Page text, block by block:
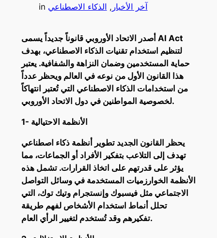
in آخر الأخبار , الذكاء الاصطناعي
أصدر الاتحاد الأوروبي قانوناً جديداً يسمى AI Act
لتنظيم استخدام تقنيات الذكاء الاصطناعي، بهدف
حماية المستخدمين وضمان النزاهة والشفافية. يعتبر
هذا القانون الأول من نوعه في العالم ويحظر عدداً
من استخدامات الذكاء الاصطناعي التي تُعتبر انتهاكاً
لخصوصية المواطنين في دول الاتحاد الأوروبي.
1- الأنظمة الاحتيالية
يحظر القانون الجديد تطوير أنظمة ذكاء اصطناعي
تهدف إلى التلاعب بتفكير الأفراد أو الجماعات، مما
يؤثر على قدرتهم على اتخاذ القرارات. تشمل هذه
الأنظمة الخوارزميات المستخدمة في وسائل التواصل
الاجتماعي مثل فيسبوك وإنستجرام وتيك توك، التي
تحلل أنماط استخدام الأشخاص لفهم طريقة
تفكيرهم وقد تُستخدم لتغيير الرأي العام.